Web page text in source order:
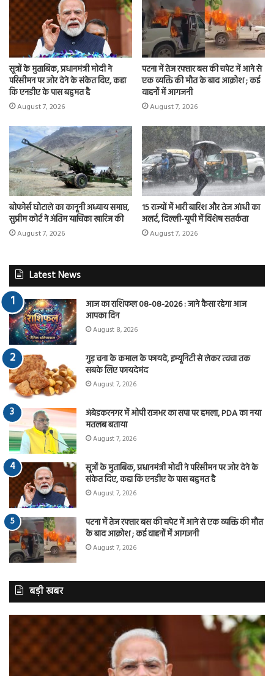
सूत्रों के मुताबिक, प्रधानमंत्री मोदी ने
परिसीमन पर जोर देने के संकेत दिए, कहा
कि एनडीए के पास बहुमत है
August 7, 2026
पटना में तेज रफ्तार बस की चपेट में आने से
एक व्यक्ति की मौत के बाद आक्रोश ; कई
वाहनों में आगजनी
August 7, 2026
बोफोर्स घोटाले का कानूनी अध्याय समाप्त,
सुप्रीम कोर्ट ने अंतिम याचिका खारिज की
August 7, 2026
15 राज्यों में भारी बारिश और तेज आंधी का
अलर्ट, दिल्ली-यूपी में विशेष सतर्कता
August 7, 2026
Latest News
आज का राशिफल 08-08-2026 : जाने कैसा रहेगा आज
आपका दिन
August 8, 2026
गुड़ चना के कमाल के फायदे, इम्यूनिटी से लेकर त्वचा तक
सबके लिए फायदेमंद
August 7, 2026
अंबेडकरनगर में ओपी राजभर का सपा पर हमला, PDA का नया
मतलब बताया
August 7, 2026
सूत्रों के मुताबिक, प्रधानमंत्री मोदी ने परिसीमन पर जोर देने के
संकेत दिए, कहा कि एनडीए के पास बहुमत है
August 7, 2026
पटना में तेज रफ्तार बस की चपेट में आने से एक व्यक्ति की मौत
के बाद आक्रोश ; कई वाहनों में आगजनी
August 7, 2026
बड़ी खबर